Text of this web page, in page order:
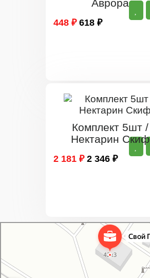
Аврора
448 ₽ 618 ₽
Комплект 5шт /
Нектарин Скиф
2 181 ₽ 2 346 ₽
Питомник растений в Москве